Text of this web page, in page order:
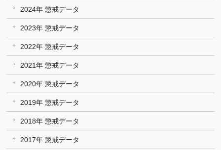
2024年 懲戒データ
2023年 懲戒データ
2022年 懲戒データ
2021年 懲戒データ
2020年 懲戒データ
2019年 懲戒データ
2018年 懲戒データ
2017年 懲戒データ